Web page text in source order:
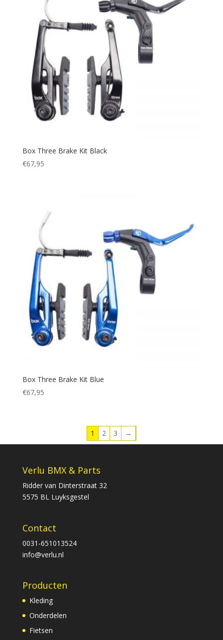
Box Three Brake Kit Black
€67,95
Box Three Brake Kit Blue
€67,95
1 2 3 →
Verlu BMX & Parts
Ridder van Dinterstraat 32
5575 BL Luyksgestel
Contact
0031-651013524
info@verlu.nl
Producten
Kleding
Onderdelen
Fietsen